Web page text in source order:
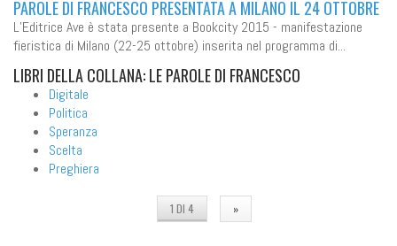
PAROLE DI FRANCESCO PRESENTATA A MILANO IL 24 OTTOBRE
L’Editrice Ave è stata presente a Bookcity 2015 - manifestazione
fieristica di Milano (22-25 ottobre) inserita nel programma di...
LIBRI DELLA COLLANA: LE PAROLE DI FRANCESCO
Digitale
Politica
Speranza
Scelta
Preghiera
1 DI 4 »